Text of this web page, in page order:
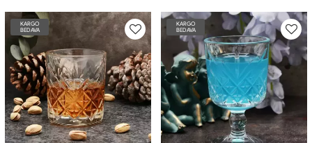
KARGO
BEDAVA
KARGO
BEDAVA